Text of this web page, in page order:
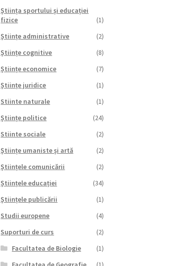
Știința sportului și educației
fizice
(1)
Științe administrative
(2)
Științe cognitive
(8)
Științe economice
(7)
Științe juridice
(1)
Stiinte naturale
(1)
Științe politice
(24)
Stiinte sociale
(2)
Științe umaniste și artă
(2)
Științele comunicării
(2)
Științele educației
(34)
Științele publicării
(1)
Studii europene
(4)
Suporturi de curs
(2)
Facultatea de Biologie
(1)